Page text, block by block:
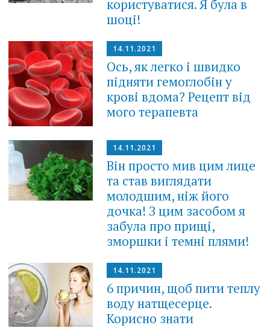
користуватися. Я була в
шоці!
14.11.2021
Ось, як легко і швидко
підняти гемоглобін у
крові вдома? Рецепт від
мого терапевта
14.11.2021
Він просто мив цим лице
та став виглядати
молодшим, ніж його
дочка! З цим засобом я
забула про прищі,
зморшки і темні плями!
14.11.2021
6 причин, щоб пити теплу
воду натщесерце.
Корисно знати